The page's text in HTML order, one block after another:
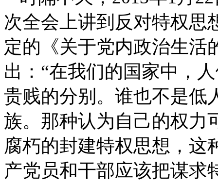
次全会上讲到反对特权思
定的《关于党内政治生活
出：“在我们的国家中，
贵贱的分别。谁也不是低
族。那种认为自己的权力
腐朽的封建特权思想，这
产党员和干部应该把谋求